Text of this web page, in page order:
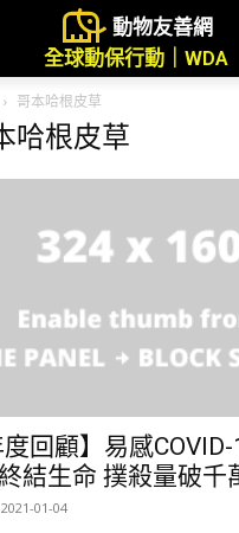
動物友善網
全球動保行動｜WDA
哥本哈根皮草
哈根皮草
度回顧】易感
結生命 撲殺量破千
2021-01-04